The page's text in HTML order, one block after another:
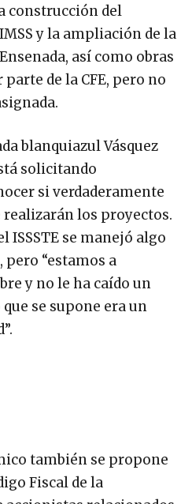
construcción del
y la ampliación de la
así como obras
de la CFE, pero no
blanquiazul Vásquez
solicitando
si verdaderamente
los proyectos.
ISSSTE se manejó algo
“estamos a
y no le ha caído un
se supone era un
también se propone
Fiscal de la